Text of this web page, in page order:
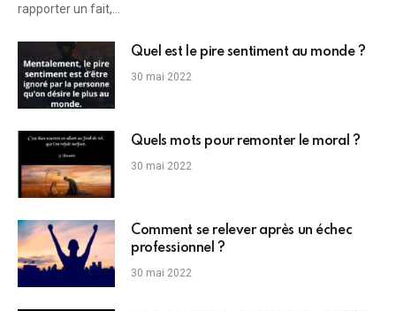
rapporter un fait,…
Quel est le pire sentiment au monde ?
30 mai 2022
Quels mots pour remonter le moral ?
30 mai 2022
Comment se relever après un échec
professionnel ?
30 mai 2022